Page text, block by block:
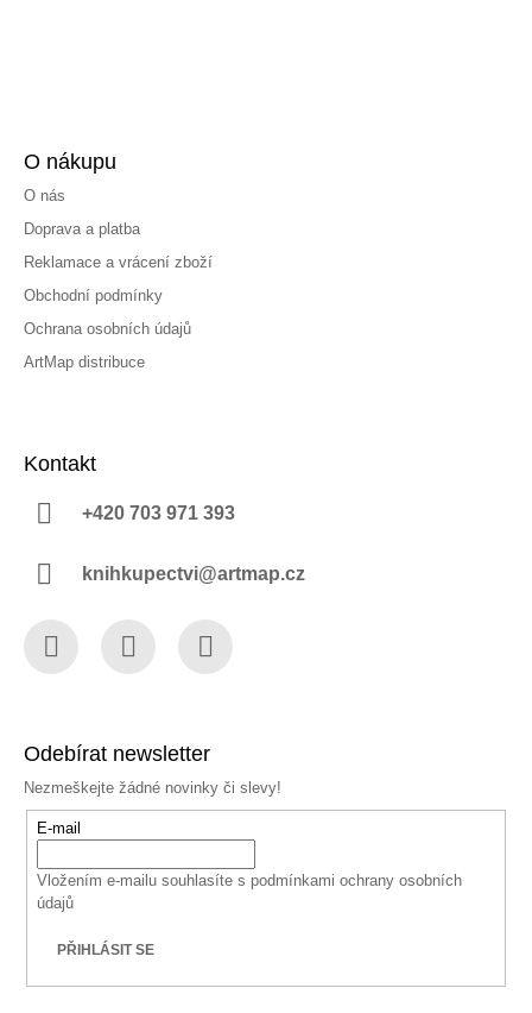
O nákupu
O nás
Doprava a platba
Reklamace a vrácení zboží
Obchodní podmínky
Ochrana osobních údajů
ArtMap distribuce
Kontakt
+420 703 971 393
knihkupectvi@artmap.cz
Odebírat newsletter
Nezmeškejte žádné novinky či slevy!
E-mail
Vložením e-mailu souhlasíte s podmínkami ochrany osobních
údajů
PŘIHLÁSIT SE